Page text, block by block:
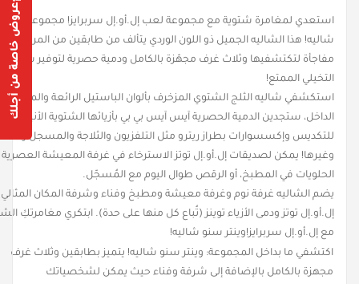
استعدي لمغامرة شتوية مع مجموعة لعب إل.أو.إل سربرايز! مجموعة لعب
مفاجأة لتكتشفيها وثلاث غرف مجهّزة بالكامل ودمية حصرية لتوفير
التخيلي الممتع!
استكشفي شاليه الثلج الشتوي المزخرف بألوان الباستيل الرائعة والمليء
الداخل، ستجدين الدمية الحصرية آيس آيس بي بي بأزيائها الشتوية الأنيقة
للتكديس وإكسسوارات بطراز ريترو مثل التلفزيون والثلاجة والمسجل
وغيرها! يمكن لصديقات إل.أو.إل توتز الاسترخاء في غرفة المعيشة
الحلويات في المطبخ، أو الرقص طوال اليوم مع المُسجّل.
يضم الشاليه غرفة نوم وغرفة معيشة ومطبخ وفناء وشرفة المكان
إل.أو.إل توتز ودمى الأزياء توينز (تُباع كل منها على حدة). ابتكري مغامرتكِ
مع إل.أو.إل سربرايز!وينتر سنو شاليه!
اكتشفي ما بداخل المجموعة: وينتر سنو شاليه! يتميز بطابقين وثلاث غرف
مجهزة بالكامل بالإضافة إلى شرفة وفناء حيث يمكن لشخصياتك
Confirm your age
No, I'm not
Yes, I am
عروض خاصة من أجلك